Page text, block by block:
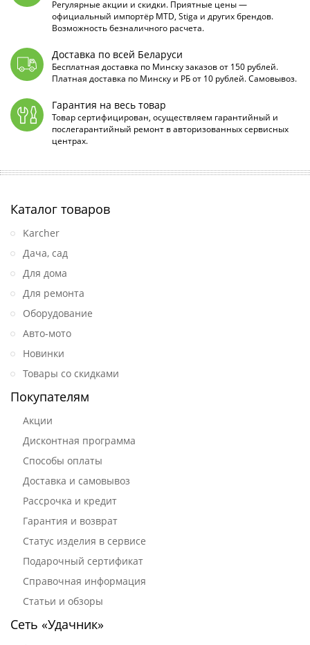
Регулярные акции и скидки. Приятные цены —
официальный импортёр MTD, Stiga и других брендов.
Возможность безналичного расчета.
Доставка по всей Беларуси
Бесплатная доставка по Минску заказов от 150 рублей.
Платная доставка по Минску и РБ от 10 рублей. Самовывоз.
Гарантия на весь товар
Товар сертифицирован, осуществляем гарантийный и
послегарантийный ремонт в авторизованных сервисных
центрах.
Каталог товаров
Karcher
Дача, сад
Для дома
Для ремонта
Оборудование
Авто-мото
Новинки
Товары со скидками
Покупателям
Акции
Дисконтная программа
Способы оплаты
Доставка и самовывоз
Рассрочка и кредит
Гарантия и возврат
Статус изделия в сервисе
Подарочный сертификат
Справочная информация
Статьи и обзоры
Сеть «Удачник»